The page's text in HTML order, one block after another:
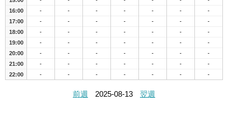
16:00
- - - - - -
-
17:00
- - - - - -
-
18:00
- - - - - -
-
19:00
- - - - - -
-
20:00
- - - - - -
-
21:00
- - - - - -
-
22:00
- - - - - - -
前週 2025-08-13 翌週